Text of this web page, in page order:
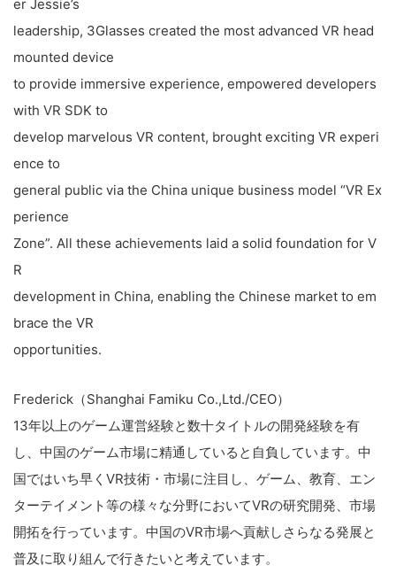
er Jessie’s
leadership, 3Glasses created the most advanced VR head
mounted device
to provide immersive experience, empowered developers
with VR SDK to
develop marvelous VR content, brought exciting VR experi
ence to
general public via the China unique business model “VR Ex
perience
Zone”. All these achievements laid a solid foundation for V
R
development in China, enabling the Chinese market to em
brace the VR
opportunities.
Frederick（Shanghai Famiku Co.,Ltd./CEO）
13年以上のゲーム運営経験と数十タイトルの開発経験を有
し、中国のゲーム市場に精通していると自負しています。中
国ではいち早くVR技術・市場に注目し、ゲーム、教育、エン
ターテイメント等の様々な分野においてVRの研究開発、市場
開拓を行っています。中国のVR市場へ貢献しさらなる発展と
普及に取り組んで行きたいと考えています。